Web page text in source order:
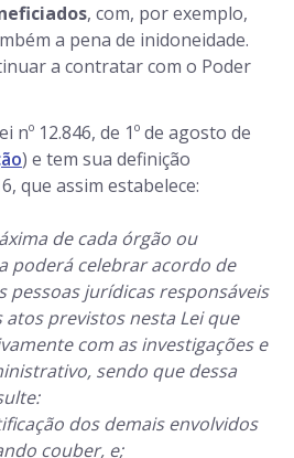
, com, por exemplo,
a pena de inidoneidade.
a contratar com o Poder
nº 12.846, de 1º de agosto de
) e tem sua definição
que assim estabelece:
de cada órgão ou
poderá celebrar acordo de
pessoas jurídicas responsáveis
previstos nesta Lei que
com as investigações e
sendo que dessa
dos demais envolvidos
couber, e;